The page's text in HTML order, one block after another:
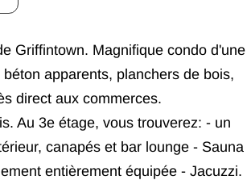
Griffintown. Magnifique condo d'une
apparents, planchers de bois,
direct aux commerces.
Au 3e étage, vous trouverez: - un
canapés et bar lounge - Sauna
entièrement équipée - Jacuzzi.